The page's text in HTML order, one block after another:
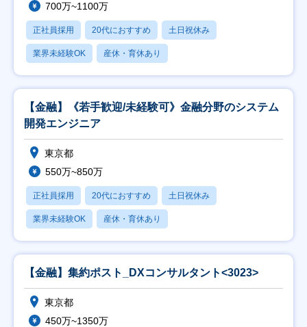
700万~1100万
正社員採用 20代におすすめ 土日祝休み
業界未経験OK 産休・育休あり
【金融】《若手歓迎/未経験可》金融分野のシステム
開発エンジニア
東京都
550万~850万
正社員採用 20代におすすめ 土日祝休み
業界未経験OK 産休・育休あり
【金融】集約ポスト_DXコンサルタント<3023>
東京都
450万~1350万